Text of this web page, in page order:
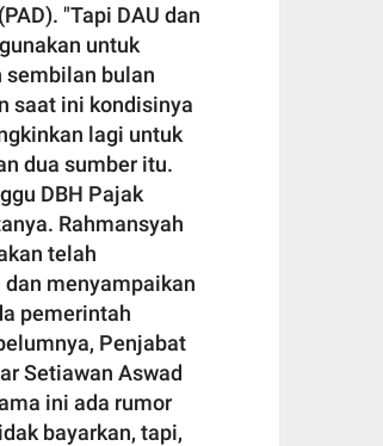
"Tapi DAU dan
untuk
sembilan bulan
saat ini kondisinya
lagi untuk
dua sumber itu.
DBH Pajak
Rahmansyah
telah
menyampaikan
pemerintah
Penjabat
Setiawan Aswad
ini ada rumor
bayarkan, tapi,